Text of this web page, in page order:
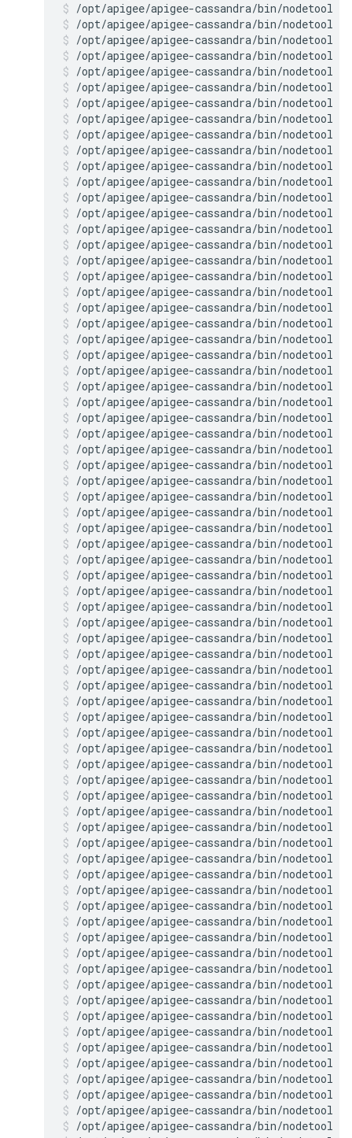
/opt/apigee/apigee-cassandra/bin/nodetool
/opt/apigee/apigee-cassandra/bin/nodetool
/opt/apigee/apigee-cassandra/bin/nodetool
/opt/apigee/apigee-cassandra/bin/nodetool
/opt/apigee/apigee-cassandra/bin/nodetool
/opt/apigee/apigee-cassandra/bin/nodetool
/opt/apigee/apigee-cassandra/bin/nodetool
/opt/apigee/apigee-cassandra/bin/nodetool
/opt/apigee/apigee-cassandra/bin/nodetool
/opt/apigee/apigee-cassandra/bin/nodetool
/opt/apigee/apigee-cassandra/bin/nodetool
/opt/apigee/apigee-cassandra/bin/nodetool
/opt/apigee/apigee-cassandra/bin/nodetool
/opt/apigee/apigee-cassandra/bin/nodetool
/opt/apigee/apigee-cassandra/bin/nodetool
/opt/apigee/apigee-cassandra/bin/nodetool
/opt/apigee/apigee-cassandra/bin/nodetool
/opt/apigee/apigee-cassandra/bin/nodetool
/opt/apigee/apigee-cassandra/bin/nodetool
/opt/apigee/apigee-cassandra/bin/nodetool
/opt/apigee/apigee-cassandra/bin/nodetool
/opt/apigee/apigee-cassandra/bin/nodetool
/opt/apigee/apigee-cassandra/bin/nodetool
/opt/apigee/apigee-cassandra/bin/nodetool
/opt/apigee/apigee-cassandra/bin/nodetool
/opt/apigee/apigee-cassandra/bin/nodetool
/opt/apigee/apigee-cassandra/bin/nodetool
/opt/apigee/apigee-cassandra/bin/nodetool
/opt/apigee/apigee-cassandra/bin/nodetool
/opt/apigee/apigee-cassandra/bin/nodetool
/opt/apigee/apigee-cassandra/bin/nodetool
/opt/apigee/apigee-cassandra/bin/nodetool
/opt/apigee/apigee-cassandra/bin/nodetool
/opt/apigee/apigee-cassandra/bin/nodetool
/opt/apigee/apigee-cassandra/bin/nodetool
/opt/apigee/apigee-cassandra/bin/nodetool
/opt/apigee/apigee-cassandra/bin/nodetool
/opt/apigee/apigee-cassandra/bin/nodetool
/opt/apigee/apigee-cassandra/bin/nodetool
/opt/apigee/apigee-cassandra/bin/nodetool
/opt/apigee/apigee-cassandra/bin/nodetool
/opt/apigee/apigee-cassandra/bin/nodetool
/opt/apigee/apigee-cassandra/bin/nodetool
/opt/apigee/apigee-cassandra/bin/nodetool
/opt/apigee/apigee-cassandra/bin/nodetool
/opt/apigee/apigee-cassandra/bin/nodetool
/opt/apigee/apigee-cassandra/bin/nodetool
/opt/apigee/apigee-cassandra/bin/nodetool
/opt/apigee/apigee-cassandra/bin/nodetool
/opt/apigee/apigee-cassandra/bin/nodetool
/opt/apigee/apigee-cassandra/bin/nodetool
/opt/apigee/apigee-cassandra/bin/nodetool
/opt/apigee/apigee-cassandra/bin/nodetool
/opt/apigee/apigee-cassandra/bin/nodetool
/opt/apigee/apigee-cassandra/bin/nodetool
/opt/apigee/apigee-cassandra/bin/nodetool
/opt/apigee/apigee-cassandra/bin/nodetool
/opt/apigee/apigee-cassandra/bin/nodetool
/opt/apigee/apigee-cassandra/bin/nodetool
/opt/apigee/apigee-cassandra/bin/nodetool
/opt/apigee/apigee-cassandra/bin/nodetool
/opt/apigee/apigee-cassandra/bin/nodetool
/opt/apigee/apigee-cassandra/bin/nodetool
/opt/apigee/apigee-cassandra/bin/nodetool
/opt/apigee/apigee-cassandra/bin/nodetool
/opt/apigee/apigee-cassandra/bin/nodetool
/opt/apigee/apigee-cassandra/bin/nodetool
/opt/apigee/apigee-cassandra/bin/nodetool
/opt/apigee/apigee-cassandra/bin/nodetool
/opt/apigee/apigee-cassandra/bin/nodetool
/opt/apigee/apigee-cassandra/bin/nodetool
/opt/apigee/apigee-cassandra/bin/nodetool